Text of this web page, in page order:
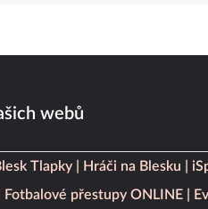
webů
Tlapky Hráči na Blesku
Fotbalové přestupy ONLINE